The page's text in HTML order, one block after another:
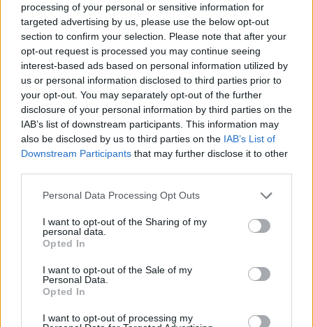
processing of your personal or sensitive information for
targeted advertising by us, please use the below opt-out
section to confirm your selection. Please note that after your
opt-out request is processed you may continue seeing
interest-based ads based on personal information utilized by
us or personal information disclosed to third parties prior to
your opt-out. You may separately opt-out of the further
disclosure of your personal information by third parties on the
IAB’s list of downstream participants. This information may
also be disclosed by us to third parties on the IAB’s List of
Downstream Participants that may further disclose it to other
Please note that this website/app uses one or more Google
not limited to your visit or usage behaviour. You may click to
grant or deny consent to Google and its third-party tags to
use your data for below specified purposes in below Google
consent section.
Personal Data Processing Opt Outs
I want to opt-out of the Sharing of my
personal data.
Opted In
I want to opt-out of the Sale of my
Personal Data.
Opted In
I want to opt-out of processing my
figyeltem az órát, hogy gond nélkül engedjem el azokat,
akik gyorsabbak. Kell az energia a végére is. A
második kilométer után Bitliszbá fut el mellettem.
Basszus, mintha állnék! Nem baj! Nem veszem fel a
tempóját, viszont a hat visszafordító miatt tudok
Dieselre figyelni.Első kör:
Sose kezdtem ilyen
lassan. Nem baj!